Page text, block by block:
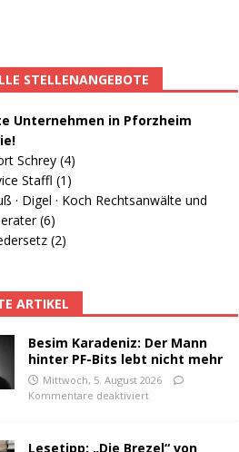
STELLENANGEBOTE
Unternehmen in Pforzheim
Schrey (4)
Staffl (1)
· Digel · Koch Rechtsanwälte und
(6)
(2)
ARTIKEL
Besim Karadeniz: Der Mann
hinter PF-Bits lebt nicht mehr
Mittwoch, 5. August 2026
Kommentare deaktiviert
Lesetipp: „Die Brezel“ von